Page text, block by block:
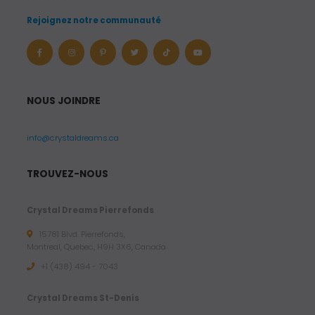
Rejoignez notre communauté
NOUS JOINDRE
info@crystaldreams.ca
TROUVEZ-NOUS
Crystal Dreams Pierrefonds
15781 Blvd. Pierrefonds,
Montreal, Quebec, H9H 3X6, Canada
+1 (438) 494 - 7043
Crystal Dreams St-Denis